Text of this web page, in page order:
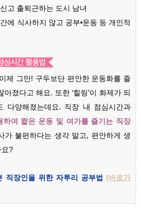
고 출퇴근하는 도시 남녀
에 식사하지 않고 공부•운동 등 개인적
제 그만! 구두보단 편안한 운동화를 즐
졌다고 해요. 또한 ‘힐링’이 화제가 되
다양해졌는데요. 직장 내 점심시간과
하여 짧은 운동 및 여가를 즐기는 직장
가 불편하다는 생각 말고, 편안하게 생
요?
장인을 위한 자투리 공부법 (바로가